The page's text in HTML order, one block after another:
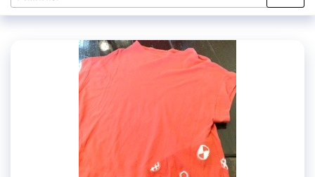
プ索